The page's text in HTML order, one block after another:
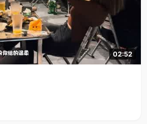
02:52